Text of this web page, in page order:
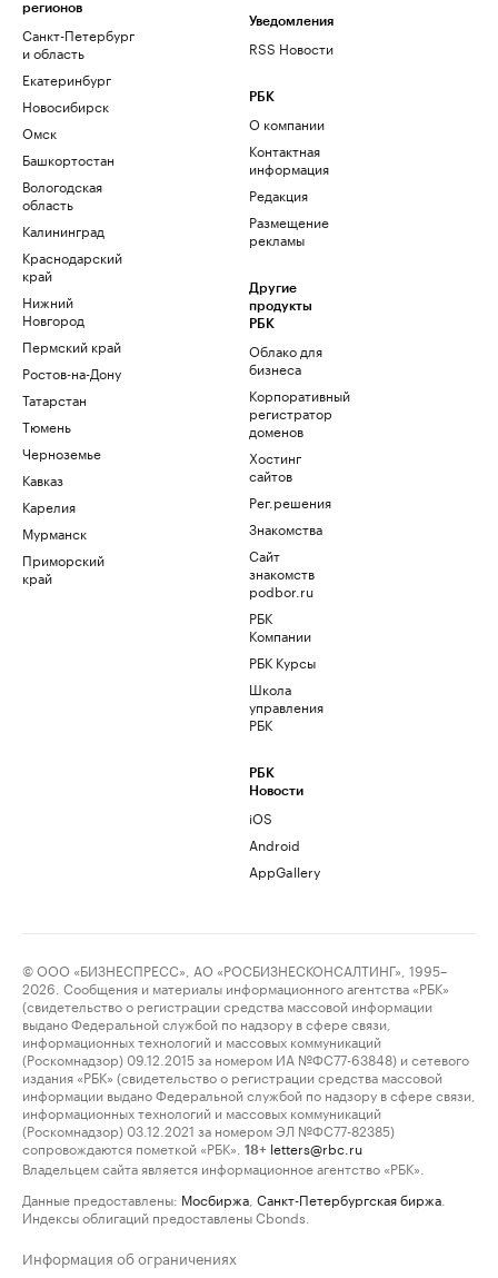
регионов
Санкт-Петербург
и область
Екатеринбург
Новосибирск
Омск
Башкортостан
Вологодская
область
Калининград
Краснодарский
край
Нижний
Новгород
Пермский край
Ростов-на-Дону
Татарстан
Тюмень
Черноземье
Кавказ
Карелия
Мурманск
Приморский
край
Уведомления
RSS Новости
РБК
О компании
Контактная
информация
Редакция
Размещение
рекламы
Другие
продукты
РБК
Облако для
бизнеса
Корпоративный
регистратор
доменов
Хостинг
сайтов
Рег.решения
Знакомства
Сайт
знакомств
podbor.ru
РБК
Компании
РБК Курсы
Школа
управления
РБК
РБК
Новости
iOS
Android
AppGallery
© ООО «БИЗНЕСПРЕСС», АО «РОСБИЗНЕСКОНСАЛТИНГ», 1995–
2026. Сообщения и материалы информационного агентства «РБК»
(свидетельство о регистрации средства массовой информации
выдано Федеральной службой по надзору в сфере связи,
информационных технологий и массовых коммуникаций
(Роскомнадзор) 09.12.2015 за номером ИА №ФС77-63848) и сетевого
издания «РБК» (свидетельство о регистрации средства массовой
информации выдано Федеральной службой по надзору в сфере связи,
информационных технологий и массовых коммуникаций
(Роскомнадзор) 03.12.2021 за номером ЭЛ №ФС77-82385)
сопровождаются пометкой «РБК».
18+ letters@rbc.ru
Владельцем сайта является информационное агентство «РБК».
Данные предоставлены: Мосбиржа Санкт-Петербургская биржа
Индексы облигаций предоставлены Cbonds.
Информация об ограничениях